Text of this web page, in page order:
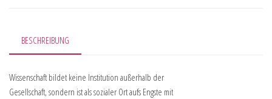
BESCHREIBUNG
Wissenschaft bildet keine Institution außerhalb der
Gesellschaft, sondern ist als sozialer Ort aufs Engste mit